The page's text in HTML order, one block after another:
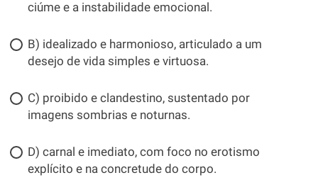
ciúme e a instabilidade emocional.
B) idealizado e harmonioso, articulado a um
desejo de vida simples e virtuosa.
C) proibido e clandestino, sustentado por
imagens sombrias e noturnas.
D) carnal e imediato, com foco no erotismo
explícito e na concretude do corpo.